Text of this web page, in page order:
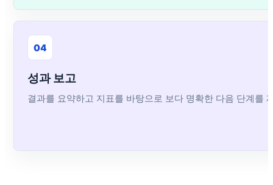
04
성과 보고
결과를 요약하고 지표를 바탕으로 보다 명확한 다음 단계를